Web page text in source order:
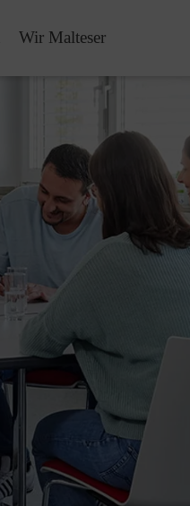
Wir Malteser